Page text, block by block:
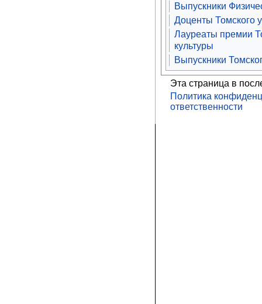
Выпускники
Доценты Томского
Лауреаты премии
культуры
Выпускники
Эта страница в
Политика
ответственности